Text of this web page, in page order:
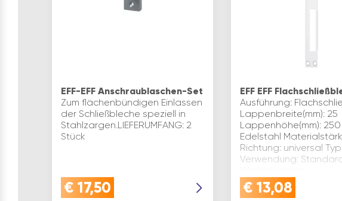
EFF-EFF Anschraublaschen-Set
Zum flächenbündigen Einlassen
der Schließbleche speziell in
Stahlzargen.LIEFERUMFANG: 2
Stück
€ 17,50
EFF EFF
Ausführung:
Lappenbreite(mm): 25
Lappenhöhe(mm):
Edelstahl
Richtung: universal
Verwendung:
€ 13,08